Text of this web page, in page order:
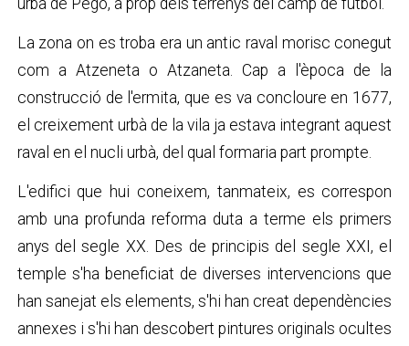
La zona on es troba era un antic raval morisc conegut
com a Atzeneta o Atzaneta. Cap a l'època de la
construcció de l'ermita, que es va concloure en 1677,
el creixement urbà de la vila ja estava integrant aquest
raval en el nucli urbà, del qual formaria part prompte.
L'edifici que hui coneixem, tanmateix, es correspon
amb una profunda reforma duta a terme els primers
anys del segle XX. Des de principis del segle XXI, el
temple s'ha beneficiat de diverses intervencions que
han sanejat els elements, s'hi han creat dependències
annexes i s'hi han descobert pintures originals ocultes